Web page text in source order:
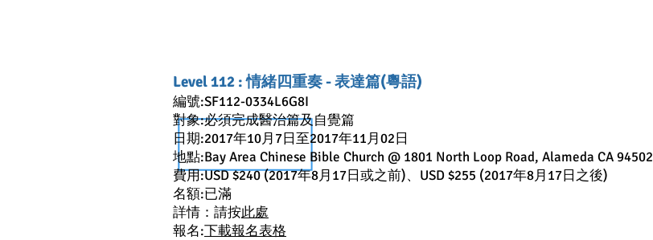
Level 112 : 情緒四重奏 - 表達篇(粵語)
編號:SF112-0334L6G8I
對象:必須完成醫治篇及自覺篇
日期:2017年10月7日至2017年11月02日
地點:Bay Area Chinese Bible Church @ 1801 North Loop Road, Alameda CA 94502
費用:USD $240 (2017年8月17日或之前)、USD $255 (2017年8月17日之後)
名額:已滿
詳情：請按此處
報名:下載報名表格